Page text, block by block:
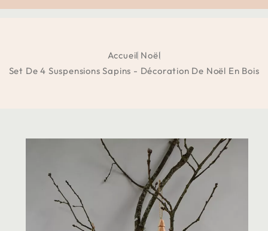
Accueil Noël
Set De 4 Suspensions Sapins - Décoration De Noël En Bois